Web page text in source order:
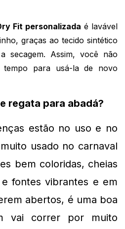
Fit personalizada é lavável
graças ao tecido sintético
secagem. Assim, você não
tempo para usá-la de novo
regata para abadá?
estão no uso e no
usado no carnaval
bem coloridas, cheias
fontes vibrantes e em
abertos, é uma boa
vai correr por muito